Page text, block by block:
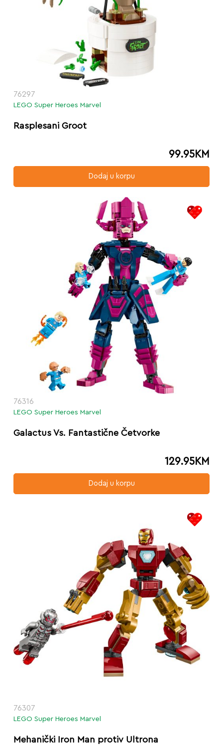
76297
LEGO Super Heroes Marvel
Rasplesani Groot
99.95KM
Dodaj u korpu
76316
LEGO Super Heroes Marvel
Galactus Vs. Fantastične Četvorke
129.95KM
Dodaj u korpu
76307
LEGO Super Heroes Marvel
Mehanički Iron Man protiv Ultrona